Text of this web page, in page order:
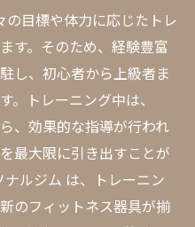
？高岳パーソナルジ
える！利用者の声に耳
つける、自分らしい健
目標や体力に応じたトレ
す。そのため、経験豊富
し、初心者から上級者ま
。トレーニング中は、
、効果的な指導が行われ
最大限に引き出すことが
ルジム は、トレーニン
のフィットネス器具が揃